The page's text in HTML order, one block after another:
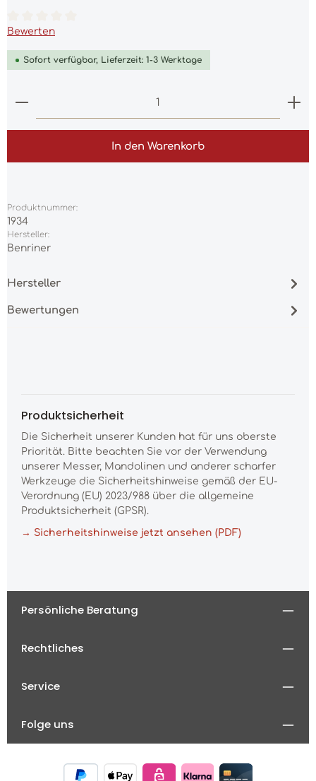
Durchschnittliche Bewertung von 0 von 5 Sternen
Bewerten
Sofort verfügbar, Lieferzeit: 1-3 Werktage
Produkt Anzahl: Gib den gewünschten Wert
In den Warenkorb
Produktnummer:
1934
Hersteller:
Benriner
Hersteller
Bewertungen
Produktsicherheit
Die Sicherheit unserer Kunden hat für uns oberste
Priorität. Bitte beachten Sie vor der Verwendung
unserer Messer, Mandolinen und anderer scharfer
Werkzeuge die Sicherheitshinweise gemäß der EU-
Verordnung (EU) 2023/988 über die allgemeine
Produktsicherheit (GPSR).
→ Sicherheitshinweise jetzt ansehen (PDF)
Persönliche Beratung
Rechtliches
Service
Folge uns